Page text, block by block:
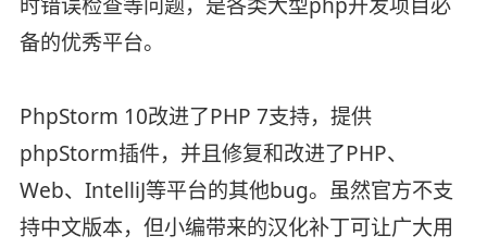
备的优秀平台。
PhpStorm 10改进了PHP 7支持，提供
phpStorm插件，并且修复和改进了PHP、
Web、IntelliJ等平台的其他bug。虽然官方不支
持中文版本，但小编带来的汉化补丁可让广大用